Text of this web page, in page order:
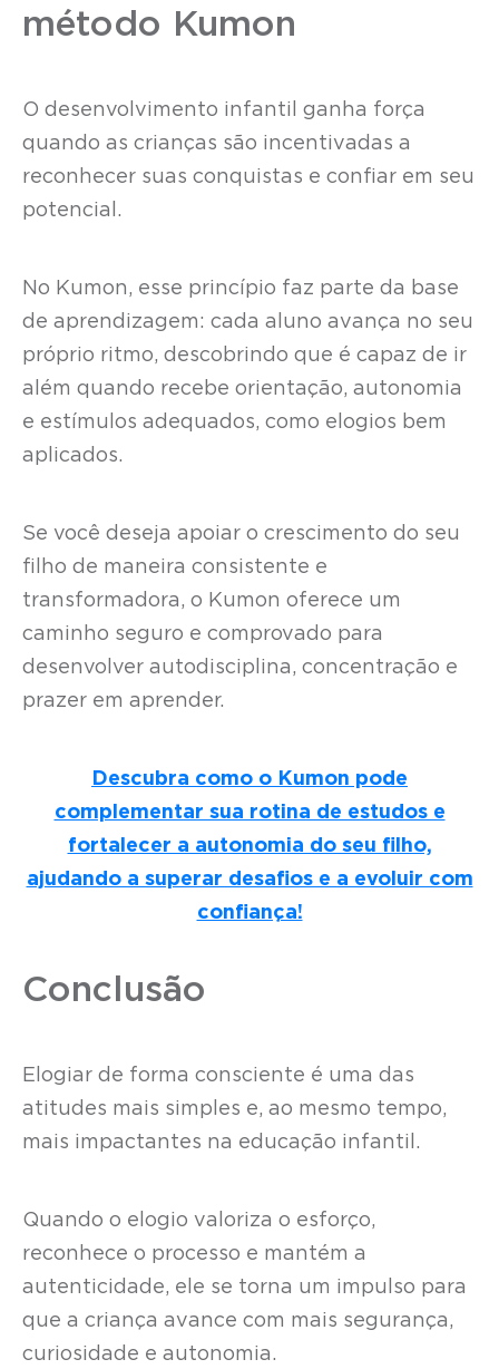
método Kumon
O desenvolvimento infantil ganha força
quando as crianças são incentivadas a
reconhecer suas conquistas e confiar em seu
potencial.
No Kumon, esse princípio faz parte da base
de aprendizagem: cada aluno avança no seu
próprio ritmo, descobrindo que é capaz de ir
além quando recebe orientação, autonomia
e estímulos adequados, como elogios bem
aplicados.
Se você deseja apoiar o crescimento do seu
filho de maneira consistente e
transformadora, o Kumon oferece um
caminho seguro e comprovado para
desenvolver autodisciplina, concentração e
prazer em aprender.
Descubra como o Kumon pode
complementar sua rotina de estudos e
fortalecer a autonomia do seu filho,
ajudando a superar desafios e a evoluir com
confiança!
Conclusão
Elogiar de forma consciente é uma das
atitudes mais simples e, ao mesmo tempo,
mais impactantes na educação infantil.
Quando o elogio valoriza o esforço,
reconhece o processo e mantém a
autenticidade, ele se torna um impulso para
que a criança avance com mais segurança,
curiosidade e autonomia.